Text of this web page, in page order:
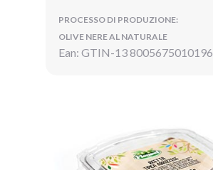
PROCESSO DI PRODUZIONE:
OLIVE NERE AL NATURALE
Ean: GTIN-13 8005675010196